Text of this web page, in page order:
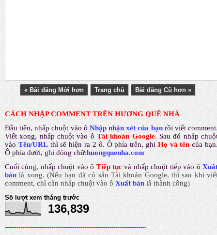
« Bài đăng Mới hơn Trang chủ Bài đăng Cũ hơn »
CÁCH NHẬP COMMENT TRÊN HƯƠNG QUÊ NHÀ
Đầu tiên, nhấp chuột vào ô Nhập nhận xét của bạn rồi viết comment
Viết xong, nhấp chuột vào ô Tài khoản Google. Sau đó nhấp
vào Tên/URL thì sẽ hiện ra 2 ô. Ô phía trên, ghi Họ và tên của
Ô phía dưới, ghi dòng chữ:huongquenha.com
Cuối cùng, nhấp chuột vào ô Tiếp tục và nhấp chuột tiếp vào ô
bản là xong.(Nếu bạn đã có sẵn Tài khoản Google, thì sau khi
comment, chỉ cần nhấp chuột vào ô Xuất bản là thành công)
Số lượt xem tháng trước
136,839
-------------------------------------------------------------------------